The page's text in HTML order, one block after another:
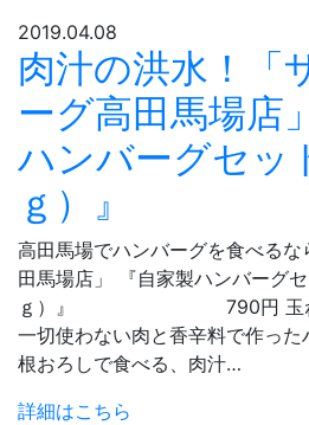
2019.04.08
肉汁の洪水！「
ーグ高田馬場店
ハンバーグセッ
ｇ）』
高田馬場でハンバーグを食べる
田馬場店」 『自家製ハンバーグ
ｇ）』 790円 玉ねぎや
一切使わない肉と香辛料で作っ
根おろしで食べる、肉汁…
詳細はこちら